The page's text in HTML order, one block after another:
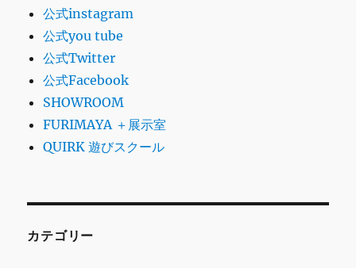
公式instagram
公式you tube
公式Twitter
公式Facebook
SHOWROOM
FURIMAYA ＋展示室
QUIRK 遊びスクール
カテゴリー